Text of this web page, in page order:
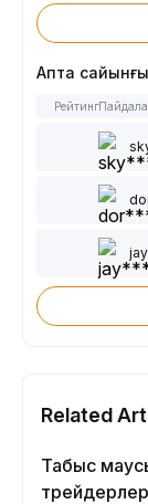
Апта
Рейтинг
Related
Табыс